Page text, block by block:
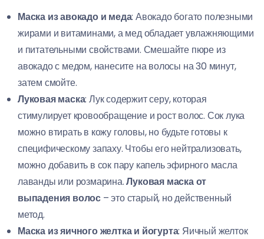
Маска из авокадо и меда: Авокадо богато полезными
жирами и витаминами, а мед обладает увлажняющими
и питательными свойствами. Смешайте пюре из
авокадо с медом, нанесите на волосы на 30 минут,
затем смойте.
Луковая маска: Лук содержит серу, которая
стимулирует кровообращение и рост волос. Сок лука
можно втирать в кожу головы, но будьте готовы к
специфическому запаху. Чтобы его нейтрализовать,
можно добавить в сок пару капель эфирного масла
лаванды или розмарина.Луковая маска от
выпадения волос – это старый, но действенный
метод.
Маска из яичного желтка и йогурта: Яичный желток